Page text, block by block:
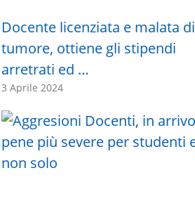
Docente licenziata e malata di
tumore, ottiene gli stipendi
arretrati ed …
3 Aprile 2024